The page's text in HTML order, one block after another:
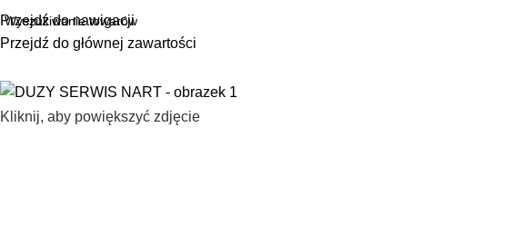
Przejdź do nawigacji
Przejdź do głównej zawartości
Kliknij, aby powiększyć zdjęcie